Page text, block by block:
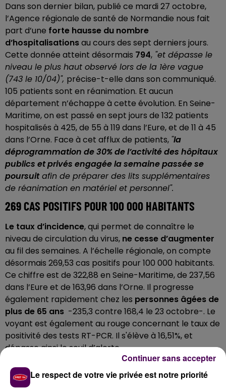
Dans son dernier bilan, publié ce mardi 27 octobre,
l’Agence régionale de santé de Normandie nous fait
part d’une forte hausse du nombre
d’hospitalisationsau cours des sept derniers jours.
Cette donnée atteint désormais 794, "et dépasse le
niveau le plus haut observé lors de la 1ère vague
(743 le 10/04)", précise-t-elle dans son communiqué.
105 patients sont en réanimation. Et aucun
département n’échappe à cette évolution. En Seine-
Maritime, on est passé en sept jours de 132 patients
hospitalisés à 425, de 55 à 119 dans l’Eure, et de 11 à 45
dans l’Orne. Face à cet afflux de patients, "la
déprogrammation de 30% de l’activité des hôpitaux
publics et privés engagée la semaine passée se
poursuitafin de préparer des lits supplémentaires
de réanimation en matériel et personnel".
269 CAS POSITIFS POUR 100 000 HABITANTS
Le taux d’incidence, qui permet de connaître le
niveau de circulation du virus, ne cesse d’augmenter
au fil des semaines. A l’échelle régionale, on compte
désormais 269,53 cas positifs pour 100 000 habitants.
Ce chiffre est de 322,88 en Seine-Maritime, de 237,56
dans l’Eure et de 163,96 dans l’Orne. Il progresse
également rapidement chez les personnes âgées de
plus de 65 ans -235,3 contre 168,4 le 23 octobre-. Le
voyant est également au rouge concernant le taux de
positivité des tests RT-PCR. Il s'élève à 16,51%, et
dépasse ainsi le seuil d’alerte.
Le respect de votre vie privée est notre priorité
Continuer sans accepter